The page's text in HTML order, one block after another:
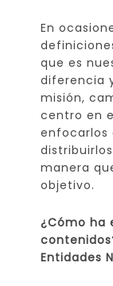
En
que es
diferencia
misión,
centro en
enfocarlos
manera
objetivo.
¿Cómo ha
Entidades